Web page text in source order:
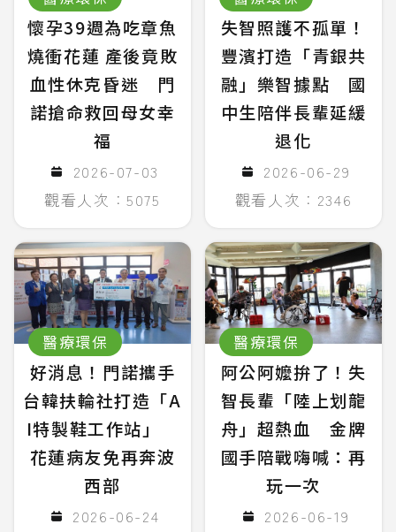
懷孕39週為吃章魚
燒衝花蓮 產後竟敗
血性休克昏迷 門
諾搶命救回母女幸
福
2026-07-03
觀看人次：5075
失智照護不孤單！
豐濱打造「青銀共
融」樂智據點 國
中生陪伴長輩延緩
退化
2026-06-29
觀看人次：2346
醫療環保
好消息！門諾攜手
台韓扶輪社打造「A
I特製鞋工作站」
花蓮病友免再奔波
西部
2026-06-24
醫療環保
阿公阿嬤拚了！失
智長輩「陸上划龍
舟」超熱血 金牌
國手陪戰嗨喊：再
玩一次
2026-06-19